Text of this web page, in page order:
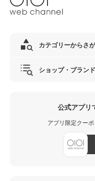
カテゴリーからさ
ショップ・ブラン
公式アプリ
アプリ限定クー